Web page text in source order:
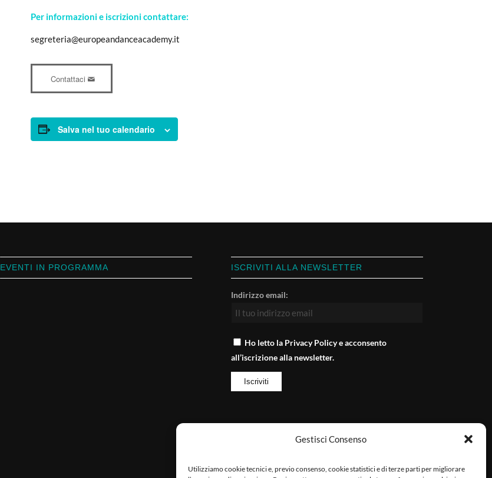
Gestisci Consenso
Utilizziamo cookie tecnici e, previo consenso, cookie statistici e di terze parti per migliorare
Per informazioni e iscrizioni contattare:
segreteria@europeandanceacademy.it
Contattaci
Salva nel tuo calendario
EVENTI IN PROGRAMMA ISCRIVITI ALLA NEWSLETTER
Indirizzo email:
Ho letto la Privacy Policy e acconsento
all’iscrizione alla newsletter.
Privacy Policy